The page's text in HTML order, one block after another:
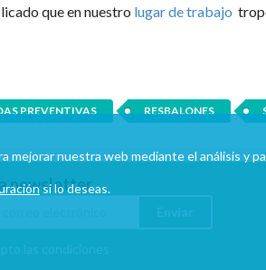
que en nuestro lugar de trabajo
PREVENTIVAS RESBALONES
newsletter
mejorar nuestra web mediante el análisis y
si lo deseas.